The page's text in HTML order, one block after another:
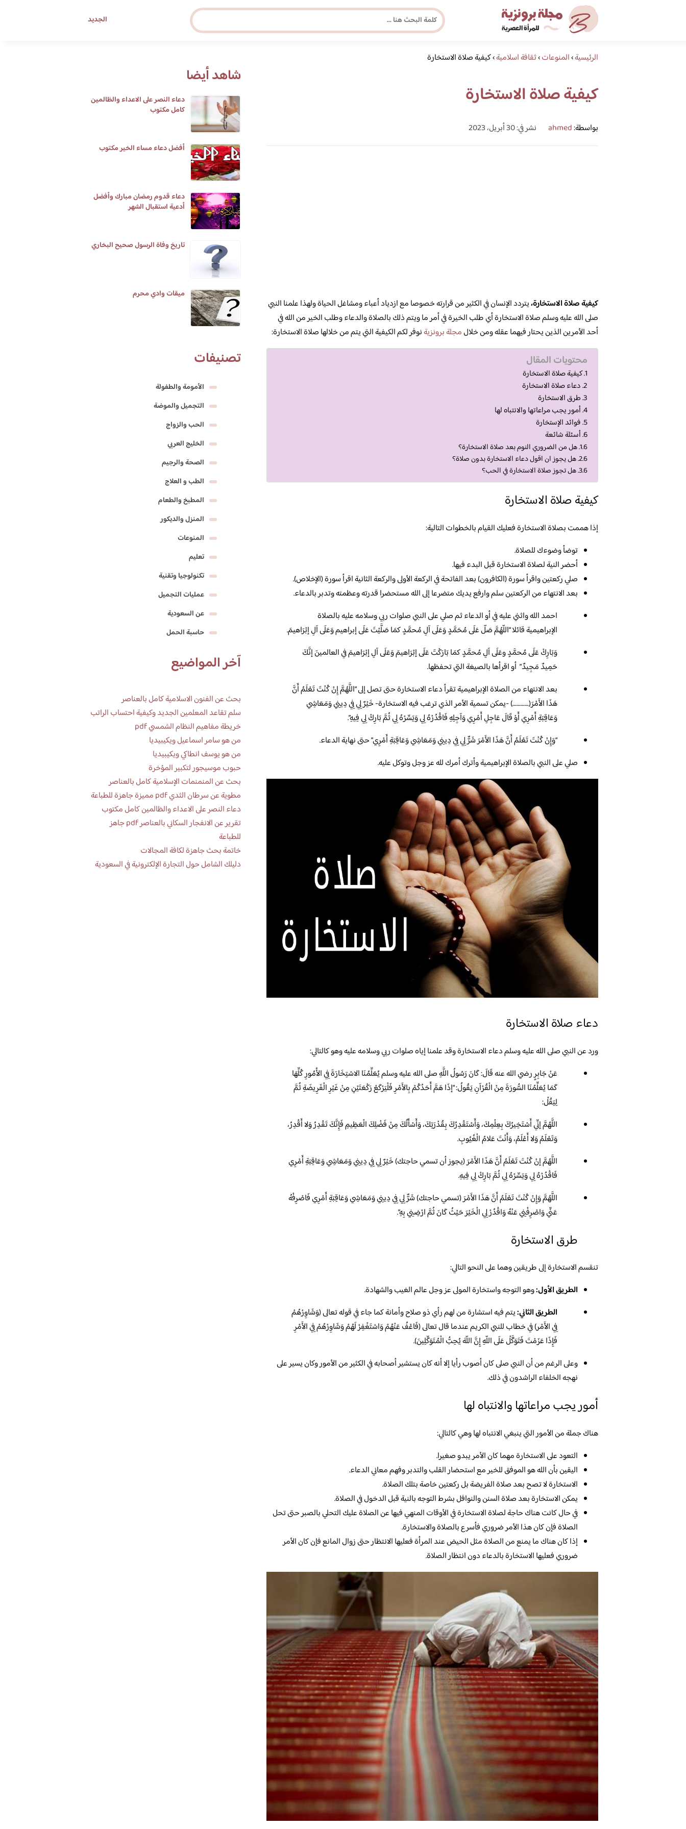
الجديد
الرئيسية›المنوعات›ثقافة اسلامية›كيفية صلاة الاستخارة
كيفية صلاة الاستخارة
بواسطة:ahmed نشر في: 30 أبريل، 2023
كيفية صلاة الاستخارة،يتردد الإنسان في الكثير من قرارته خصوصا مع ازدياد أعباء ومشاغل الحياة ولهذا علمنا النبي
صلى الله عليه وسلم صلاة الاستخارة أي طلب الخيرة في أمر ما ويتم ذلك بالصلاة والدعاء وطلب الخير من الله في
أحد الأمرين الذين يحتار فيهما عقله ومن خلالمجلة برونزيةنوفر لكم الكيفية التي يتم من خلالها صلاة الاستخارة:
محتويات المقال
كيفية صلاة الاستخارة
دعاء صلاة الاستخارة
طرق الاستخارة
أمور يجب مراعاتها والانتباه لها
فوائد الإستخارة
أسئلة شائعة
هل من الضروري النوم بعد صلاة الاستخارة؟
هل يجوز ان اقول دعاء الاستخارة بدون صلاة؟
هل تجوز صلاة الاستخارة في الحب؟
كيفية صلاة الاستخارة
إذا هممت بصلاة الاستخارة فعليك القيام بالخطوات التالية:
توضأ وضوءك للصلاة.
أحضر النية لصلاة الاستخارة قبل البدء فيها.
صلي ركعتين واقرأ سورة (الكافرون) بعد الفاتحة في الركعة الأولى والركعة الثانية اقرأ سورة (الإخلاص).
بعد الانتهاء من الركعتين سلم وارفع يديك متضرعا إلى الله مستحضرا قدرته وعظمته وتدبر بالدعاء.
احمد الله واثني عليه في أو الدعاء ثم صلي على النبي صلوات ربي وسلامه عليه بالصلاة
الإبراهيمية قائلا “اللّهُمَّ صَلّ عَلَى مُحَمَّدٍ وَعَلَى آلِ مُحمَّدٍ كمَا صَلَّيْتَ عَلَى إبراهيم وَعَلَى آلِ إبْرَاهيمَ.
وَبَارِكْ عَلَى مُحمَّدٍ وعَلَى آلِ مُحمَّدٍ كمَا بَارَكْتَ عَلَى إبْرَاهيمَ وَعَلَى آلِ إبْرَاهيمَ في العالمينَ إنَّكَ
حَمِيدٌ مَجِيدٌ” أو اقرأها بالصيغة التي تحفظها.
بعد الانتهاء من الصلاة الإبراهيمية تقرأ دعاء الاستخارة حتى تصل إلى “اللَّهُمَّ إِنْ كُنْتَ تَعْلَمُ أَنَّ
هَذَا الأَمْرَ(…………) -يمكن تسمية الأمر الذي ترغب فيه الاستخارة- خَيْرٌ لِي فِي دِينِي وَمَعَاشِي
وَعَاقِبَةِ أَمْرِي أَوْ قَالَ عَاجِلِ أَمْرِي وَآجِلِهِ فَاقْدُرْهُ لِي وَيَسِّرْهُ لِي ثُمَّ بَارِكْ لِي فِيهِ”.
“وَإِنْ كُنْتَ تَعْلَمُ أَنَّ هَذَا الأَمْرَ شَرٌّ لِي فِي دِينِي وَمَعَاشِي وَعَاقِبَةِ أَمْرِي” حتى نهاية الدعاء.
صلي على النبي بالصلاة الإبراهيمية وأترك أمرك لله عز وجل وتوكل عليه.
دعاء صلاة الاستخارة
ورد عن النبي صلى الله عليه وسلم دعاء الاستخارة وقد علمنا إياه صلوات ربي وسلامه عليه وهو كالتالي:
عَنْ جَابِرٍ رضي الله عنه قَالَ: كَانَ رَسُولُ اللَّهِ صلى الله عليه وسلم يُعَلِّمُنَا الاسْتِخَارَةَ فِي الأُمُورِ كُلِّهَا
كَمَا يُعَلِّمُنَا السُّورَةَ مِنْ الْقُرْآنِ يَقُولُ: “إذَا هَمَّ أَحَدُكُمْ بِالأَمْرِ فَلْيَرْكَعْ رَكْعَتَيْنِ مِنْ غَيْرِ الْفَرِيضَةِ ثُمَّ
لِيَقُلْ:
اللَّهُمَّ إنِّي أَسْتَخِيرُكَ بِعِلْمِكَ، وَأَسْتَقْدِرُكَ بِقُدْرَتِكَ، وَأَسْأَلُكَ مِنْ فَضْلِكَ الْعَظِيمِ فَإِنَّكَ تَقْدِرُ وَلا أَقْدِرُ،
وَتَعْلَمُ وَلا أَعْلَمُ، وَأَنْتَ عَلامُ الْغُيُوبِ.
اللَّهُمَّ إنْ كُنْتَ تَعْلَمُ أَنَّ هَذَا الأَمْرَ (يجوز أن تسمي حاجتك) خَيْرٌ لِي فِي دِينِي وَمَعَاشِي وَعَاقِبَةِ أَمْرِي
فَاقْدُرْهُ لِي وَيَسِّرْهُ لِي ثُمَّ بَارِكْ لِي فِيهِ.
اللَّهُمَّ وَإِنْ كُنْتَ تَعْلَمُ أَنَّ هَذَا الأَمْرَ (تسمي حاجتك) شَرٌّ لِي فِي دِينِي وَمَعَاشِي وَعَاقِبَةِ أَمْرِي فَاصْرِفْهُ
عَنِّي وَاصْرِفْنِي عَنْهُ وَاقْدُرْ لِي الْخَيْرَ حَيْثُ كَانَ ثُمَّ ارْضِنِي بِهِ”.
طرق الاستخارة
تنقسم الاستخارة إلى طريقين وهما على النحو التالي:
الطريق الأول:وهو التوجه واستخارة المولى عز وجل عالم الغيب والشهادة.
الطريق الثاني:يتم فيه استشارة من لهم رأي ذو صلاح وأمانة كما جاء في قوله تعالى (وَشَاوِرْهُمْ
فِي الأَمْر) في خطاب للنبي الكريم عندما قال تعالى (فَاعْفُ عَنْهُمْ وَاسْتَغْفِرْ لَهُمْ وَشَاوِرْهُمْ فِي الأَمْرِ
فَإِذَا عَزَمْتَ فَتَوَكَّلْ عَلَى اللّهِ إِنَّ اللّهَ يُحِبُّ الْمُتَوَكِّلِينَ).
وعلى الرغم من أن النبي صلى كان أصوب رأيا إلا أنه كان يستشير أصحابه في الكثير من الأمور وكان يسير على
نهجه الخلفاء الراشدون في ذلك.
أمور يجب مراعاتها والانتباه لها
هناك جملة من الأمور التي ينبغي الانتباه لها وهي كالتالي:
التعود على الاستخارة مهما كان الأمر يبدو صغيرا.
اليقين بأن الله هو الموفق للخير مع استحضار القلب والتدبر وفهم معاني الدعاء.
الاستخارة لا تصح بعد صلاة الفريضة بل ركعتين خاصة بتلك الصلاة.
يمكن الاستخارة بعد صلاة السنن والنوافل بشرط التوجه بالنية قبل الدخول في الصلاة.
في حال كانت هناك حاجة لصلاة الاستخارة في الأوقات المنهي فيها عن الصلاة عليك التحلي بالصبر حتى تحل
الصلاة فإن كان هذا الأمر ضروري فأسرع بالصلاة والاستخارة.
إذا كان هناك ما يمنع من الصلاة مثل الحيض عند المرأة فعليها الانتظار حتى زوال المانع فإن كان الأمر
ضروري فعليها الاستخارة بالدعاء دون انتظار الصلاة.
شاهد أيضا
دعاء النصر على الاعداء والظالمين
كامل مكتوب
أفضل دعاء مساء الخير مكتوب
دعاء قدوم رمضان مبارك وأفضل
أدعية استقبال الشهر
تاريخ وفاة الرسول صحيح البخاري
ميقات وادي محرم
تصنيفات
الأمومة والطفولة
التجميل والموضة
الحب والزواج
الخليج العربي
الصحة والرجيم
الطب و العلاج
المطبخ والطعام
المنزل والديكور
المنوعات
تعليم
تكنولوجيا وتقنية
عمليات التجميل
عن السعودية
حاسبة الحمل
آخر المواضيع
بحث عن الفنون الاسلامية كامل بالعناصر
سلم تقاعد المعلمين الجديد وكيفية احتساب الراتب
خريطة مفاهيم النظام الشمسي pdf
من هو سامر اسماعيل ويكيبيديا
من هو يوسف انطاكي ويكيبيديا
حبوب موسيجور لتكبير المؤخرة
بحث عن المنمنمات الإسلامية كامل بالعناصر
مطوية عن سرطان الثدي pdf مميزة جاهزة للطباعة
دعاء النصر على الاعداء والظالمين كامل مكتوب
تقرير عن الانفجار السكاني بالعناصر pdf جاهز
للطباعة
خاتمة بحث جاهزة لكافة المجالات
دليلك الشامل حول التجارة الإلكترونية في السعودية